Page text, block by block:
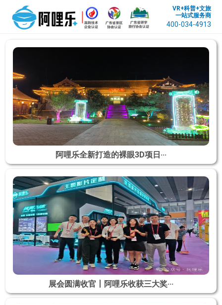
VR+科普+文旅
一站式服务商
400-034-4913
​阿哩乐全新打造的裸眼3D项日···
展会圆满收官丨阿哩乐收获三大奖···